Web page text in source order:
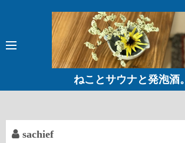
ン
ねことサウナと発泡酒。
sachief